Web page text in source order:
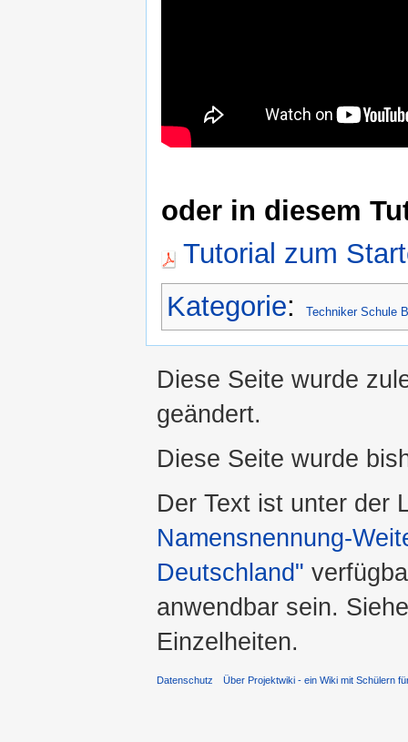
oder in diesem
Tutorial zum
Kategorie: Techniker Schule
Diese Seite wurde
geändert.
Diese Seite wurde
Der Text ist unter der
Namensnennung-
Deutschland"
anwendbar sein.
Einzelheiten.
Datenschutz Über Projektwiki - ein Wiki mit Schülern